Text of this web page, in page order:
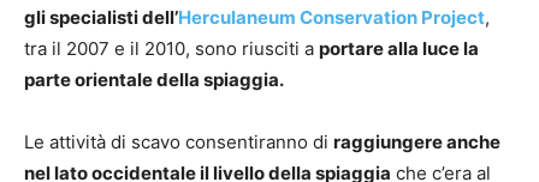
gli specialisti dell’Herculaneum Conservation Project,
tra il 2007 e il 2010, sono riusciti a portare alla luce la
parte orientale della spiaggia.
Le attività di scavo consentiranno di raggiungere anche
nel lato occidentale il livello della spiaggia che c’era al